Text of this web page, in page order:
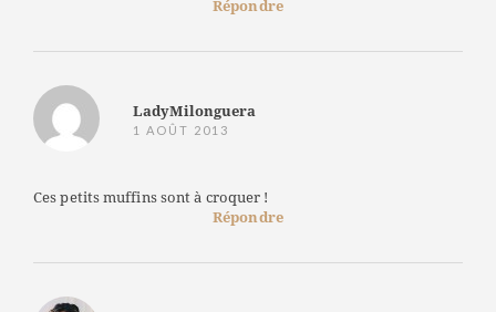
Répondre
LadyMilonguera
1 AOÛT 2013
Ces petits muffins sont à croquer !
Répondre